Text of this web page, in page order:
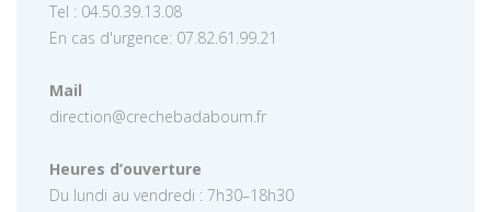
Tel : 04.50.39.13.08
En cas d'urgence: 07.82.61.99.21
Mail
direction@crechebadaboum.fr
Heures d’ouverture
Du lundi au vendredi : 7h30–18h30